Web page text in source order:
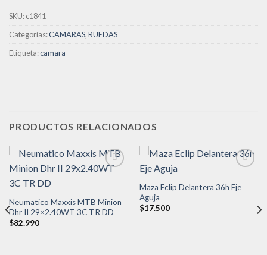
SKU:c1841
Categorías:CAMARAS,RUEDAS
Etiqueta:camara
PRODUCTOS RELACIONADOS
a la
lista de
Neumatico Maxxis MTB Minion
Dhr II 29×2.40WT 3C TR DD
$82.990
Maza Eclip Delantera 36h Eje
Aguja
$17.500